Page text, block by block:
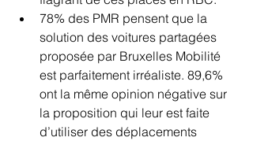
78% des PMR pensent que la
solution des voitures partagées
proposée par Bruxelles Mobilité
est parfaitement irréaliste. 89,6%
ont la même opinion négative sur
la proposition qui leur est faite
d’utiliser des déplacements